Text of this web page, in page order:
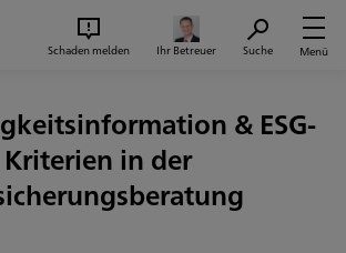
Schaden melden Ihr Betreuer Suche Menü
& ESG-
Kriterien in der